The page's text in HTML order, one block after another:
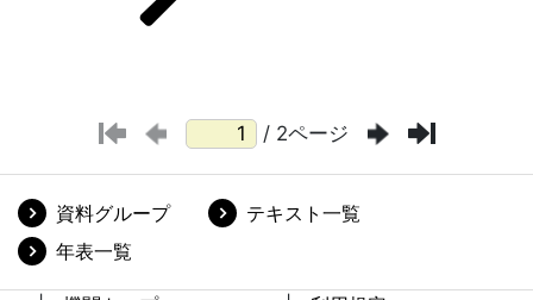
/ 2ページ
資料グループ
テキスト一覧
年表一覧